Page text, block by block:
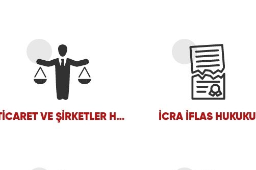
TICARET VE ŞIRKETLER HUKUKU İCRA İFLAS HUKUKU